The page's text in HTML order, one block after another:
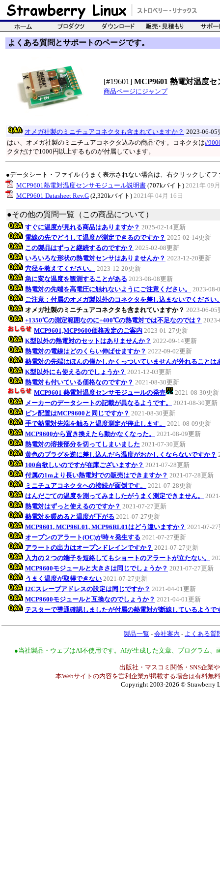
よくある質問とサポートのページです。
[#19601] MCP9601 熱電対温度
商品ページにジャンプ
オメガ社製のミニチュアコネクタも含まれていますか？ 2023-06-05
はい、オメガ社製のミニチュアコネクタ込みの商品です。コネクタは
クタだけで1000円以上するものが付属しています。
●データシート・ファイル (うまく表示されない場合は、右クリックして
MCP9601熱電対温度センサモジュール説明書 (707kバイト) 2021年 09
MCP9601 Datasheet Rev.G (2,320kバイト) 2021年 04月 16日
●その他の質問一覧（この商品について）
すぐに温度が見れる商品はありますか？ 2025-02-14更新
電線の先でどうして温度が測定できるのですか？ 2025-02-14更新
この製品はずっと継続するのですか？ 2025-02-08更新
いろいろな形状の熱電対センサはありませんか？ 2023-12-20更新
穴径を教えてください。
2023-12-20更新
急に変な温度を観測することがある 2023-08-08更新
熱電対の先端を高電圧に触れないようにご注意ください。
2023-08-
ご注意：付属のオメガ製以外のコネクタを差し込まないでください
オメガ社製のミニチュアコネクタも含まれていますか？ 2023-06-05
+1350℃の測定範囲なのに+400℃の熱電対では不足なのでは？
MCP9601,MCP9600価格改定のご案内 2023-01-27更新
K型以外の熱電対のセットはありませんか？ 2022-09-14更新
熱電対の電線はどのくらい伸ばせますか？ 2022-09-02更新
熱電対の先端はほんの僅かしかくっついていませんが外れることは
K型以外にも使えるのでしょうか？ 2021-12-03更新
熱電対も付いている価格なのですか？ 2021-08-30更新
MCP9601 熱電対温度センサモジュールの発売
2021-08-30更新
メーカーのデータシートの記載が異なるようです。
2021-08-30更新
ピン配置はMCP9600と同じですか？ 2021-08-30更新
手で熱電対先端を触ると温度測定が停止します。
2021-08-09更新
MCP9600から置き換えたら動かなくなった。
2021-08-09更新
熱電対の溶接部分を切ってしまいました 2021-07-30更新
黄色のプラグを逆に差し込んだら温度がおかしくならないですか？
100台欲しいのですが在庫ございますか？ 2021-07-28更新
付属の1mより長い熱電対での販売はできますか？ 2021-07-28更新
ミニチュアコネクタへの接続が面倒です。
2021-07-28更新
はんだごての温度を測ってみましたがうまく測定できません。
熱電対はずっと使えるのですか？ 2021-07-27更新
熱電対を暖めると温度が下がる 2021-07-27更新
MCP9601, MCP96L01, MCP96RL01はどう違いますか？ 2021-07-
オープンのアラート(OC)が時々発生する 2021-07-27更新
アラートの出力はオープンドレインですか？ 2021-07-27更新
入力の２つの端子を短絡してもショートのアラートが立たない。
MCP9600モジュールと大きさは同じでしょうか？ 2021-07-27更新
うまく温度が取得できない 2021-07-27更新
I2Cスレーブアドレスの設定は同じですか？ 2021-04-01更新
MCP9600モジュールと互換なのでしょうか？ 2021-04-01更新
テスターで導通確認しましたが付属の熱電対が断線しているようで
製品一覧 - 会社案内 - よくある質
●当社製品・ウェブはAI不使用です。AIが生成した文章、プログラム
出版社・マスコミ関係・SNS企業
本Webサイトの内容を営利企業が掲載する場合は有料無
Copyright 2003-2026 © Strawberry